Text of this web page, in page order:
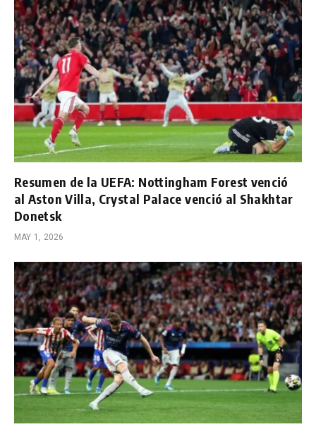
Resumen de la UEFA: Nottingham Forest venció
al Aston Villa, Crystal Palace venció al Shakhtar
Donetsk
MAY 1, 2026